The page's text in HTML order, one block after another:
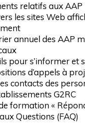
relatifs aux
les sites Web
annuel des AAP
pour s’informer et
d’appels à
contacts des
G2RC
formation «
Questions (FAQ)